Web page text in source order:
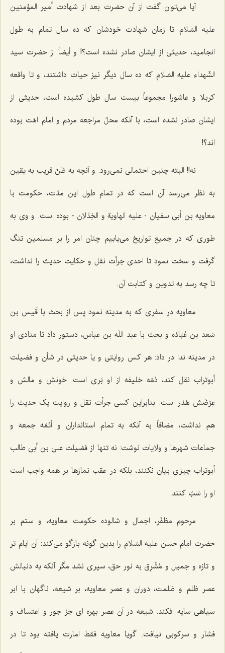
آیا مى‌توان گفت از آن حضرت بعد از شهادت أمیر المؤمنین
علیه السّلام تا زمان شهادت خودشان که ده سال تمام به طول
انجامید، حدیثى از ایشان صادر نشده است؟! و أیضاً از حضرت سید
الشّهداء علیه السّلام که ده سال دیگر نیز حیات داشتند، و تا واقعه
کربلا و عاشورا مجموعاً بیست سال طول کشیده است، حدیثى از
ایشان صادر نشده است، با آنکه محلّ مراجعه مردم و امام امَّت بوده
اند؟!
نه!! البته چنین احتمالى نمى‌رود. و آنچه به ظنّ قریب به یقین
به نظر مى‌رسد آن است که در تمام طول این مدّت، حکومت با
معاویه بن أبى سفیان - علیه الهاویة و الخِذلان - بوده است. و وى به
طورى که در جمیع تواریخ مى‌یابیم چنان امر را بر مسلمین تنگ
گرفت و سخت نمود تا احدى جرأت نقل و حکایت حدیث را نداشت،
تا چه رسد به تدوین و کتابت آن.
معاویه در سفرى که به مدینه نمود پس از بحث با قَیس بن
سَعد بن عُبَادَه و بحث با عبد اللَه بن عباس، دستور داد تا منادى او
در مدینه ندا در داد: هر کس روایتى و یا حدیثى در شأن و فضیلت
أبوتراب نقل کند، ذمّه خلیفه از او بَرى است. خونش و مالش و
عِرْضَش هَدَر است. بنابراین کسى جرأت نقل و روایت یک حدیث را
هم نداشت، مضافاً به آنکه به تمام استانداران و أئمّه جمعه و
جماعات شهرها و ولایات نوشت: نه تنها از فضیلت على بن أبى طالب
أبوتراب چیزى بیان نکنند، بلکه در عقب نمازها بر همه واجب است
او را سَبّ کنند.
مرحوم مظفّر، اجمال و شالوده حکومت معاویه، و ستم بر
حضرت امام حسن علیه السّلام را بدین گونه بازگو مى‌کند: آن ایام تر
و تازه و جمیل و مُشْرِق به نور حق، سپرى نشد مگر آنکه به دنبالش
عصر ظلم و ظلمت، دوران و عصر معاویه، بر شیعه، ناگهان با ابر
سیاهى سایه افکند. شیعه در آن عصر بهره ‌اى جز جور و اعتساف و
فشار و سرکوبى نیافت. گویا معاویه فقط امارت یافته بود تا در